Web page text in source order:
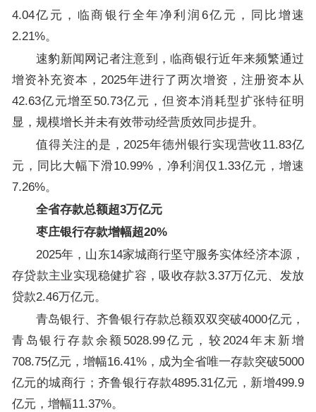
4.04亿元，临商银行全年净利润6亿元，同比增速
2.21%。
速豹新闻网记者注意到，临商银行近年来频繁通过
增资补充资本，2025年进行了两次增资，注册资本从
42.63亿元增至50.73亿元，但资本消耗型扩张特征明
显，规模增长并未有效带动经营质效同步提升。
值得关注的是，2025年德州银行实现营收11.83亿
元，同比大幅下滑10.99%，净利润仅1.33亿元，增速
7.26%。
全省存款总额超3万亿元
枣庄银行存款增幅超20%
2025年，山东14家城商行坚守服务实体经济本源，
存贷款主业实现稳健扩容，吸收存款3.37万亿元、发放
贷款2.46万亿元。
青岛银行、齐鲁银行存款总额双双突破4000亿元，
青岛银行存款余额5028.99亿元，较2024年末新增
708.75亿元，增幅16.41%，成为全省唯一存款突破5000
亿元的城商行；齐鲁银行存款4895.31亿元，新增499.9
亿元，增幅11.37%。